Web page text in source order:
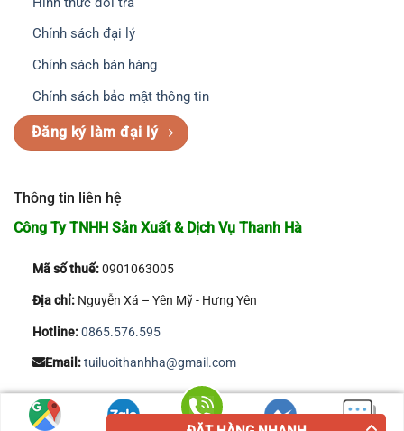
Chính sách đại lý
Chính sách bán hàng
Chính sách bảo mật thông tin
Đăng ký làm đại lý
Thông tin liên hệ
Công Ty TNHH Sản Xuất & Dịch Vụ Thanh Hà
Mã số thuế:0901063005
Địa chỉ:Nguyễn Xá – Yên Mỹ - Hưng Yên
Hotline:0865.576.595
Email:tuiluoithanhha@gmail.com
Copyright 2026 © Công Ty TNHH Sản Xuất & Dịch Vụ Thanh Hà